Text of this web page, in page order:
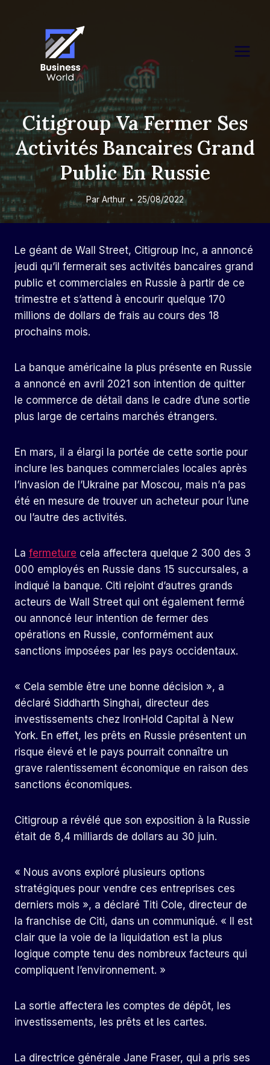
Citigroup Va Fermer Ses
Activités Bancaires Grand
Public En Russie
Par Arthur 25/08/2022
Le géant de Wall Street, Citigroup Inc, a annoncé
jeudi qu’il fermerait ses activités bancaires grand
public et commerciales en Russie à partir de ce
trimestre et s’attend à encourir quelque 170
millions de dollars de frais au cours des 18
prochains mois.
La banque américaine la plus présente en Russie
a annoncé en avril 2021 son intention de quitter
le commerce de détail dans le cadre d’une sortie
plus large de certains marchés étrangers.
En mars, il a élargi la portée de cette sortie pour
inclure les banques commerciales locales après
l’invasion de l’Ukraine par Moscou, mais n’a pas
été en mesure de trouver un acheteur pour l’une
ou l’autre des activités.
La fermeture cela affectera quelque 2 300 des 3
000 employés en Russie dans 15 succursales, a
indiqué la banque. Citi rejoint d’autres grands
acteurs de Wall Street qui ont également fermé
ou annoncé leur intention de fermer des
opérations en Russie, conformément aux
sanctions imposées par les pays occidentaux.
« Cela semble être une bonne décision », a
déclaré Siddharth Singhai, directeur des
investissements chez IronHold Capital à New
York. En effet, les prêts en Russie présentent un
risque élevé et le pays pourrait connaître un
grave ralentissement économique en raison des
sanctions économiques.
Citigroup a révélé que son exposition à la Russie
était de 8,4 milliards de dollars au 30 juin.
« Nous avons exploré plusieurs options
stratégiques pour vendre ces entreprises ces
derniers mois », a déclaré Titi Cole, directeur de
la franchise de Citi, dans un communiqué. « Il est
clair que la voie de la liquidation est la plus
logique compte tenu des nombreux facteurs qui
compliquent l’environnement. »
La sortie affectera les comptes de dépôt, les
investissements, les prêts et les cartes.
La directrice générale Jane Fraser, qui a pris ses